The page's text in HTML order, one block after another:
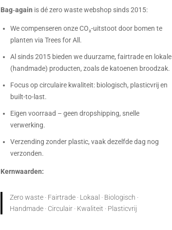
Bag‑again is dé zero waste webshop sinds 2015:
We compenseren onze CO₂-uitstoot door bomen te
planten via Trees for All.
Al sinds 2015 bieden we duurzame, fairtrade en lokale
(handmade) producten, zoals de katoenen broodzak.
Focus op circulaire kwaliteit: biologisch, plasticvrij en
built-to-last.
Eigen voorraad – geen dropshipping, snelle
verwerking.
Verzending zonder plastic, vaak dezelfde dag nog
verzonden.
Kernwaarden:
Zero waste · Fairtrade · Lokaal · Biologisch ·
Handmade · Circulair · Kwaliteit · Plasticvrij